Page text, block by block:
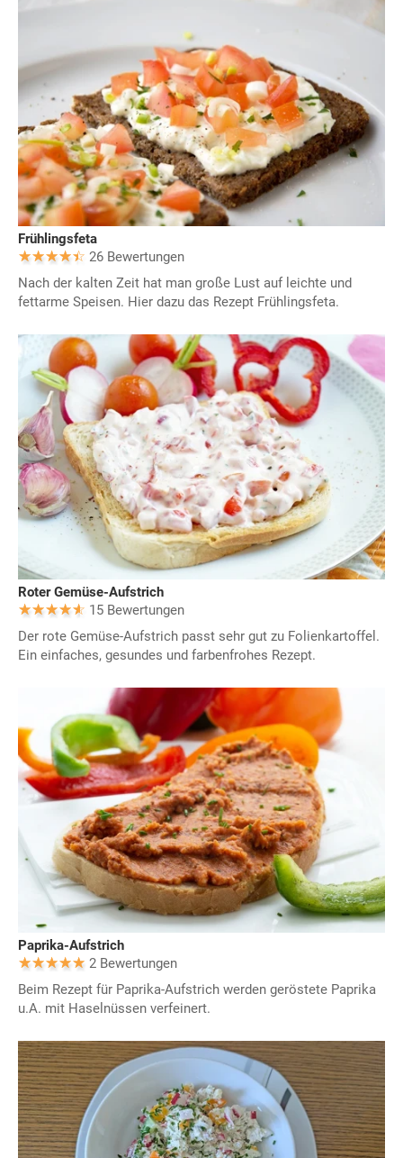
Frühlingsfeta
26 Bewertungen
Nach der kalten Zeit hat man große Lust auf leichte und
fettarme Speisen. Hier dazu das Rezept Frühlingsfeta.
Roter Gemüse-Aufstrich
15 Bewertungen
Der rote Gemüse-Aufstrich passt sehr gut zu Folienkartoffel.
Ein einfaches, gesundes und farbenfrohes Rezept.
Paprika-Aufstrich
2 Bewertungen
Beim Rezept für Paprika-Aufstrich werden geröstete Paprika
u.A. mit Haselnüssen verfeinert.